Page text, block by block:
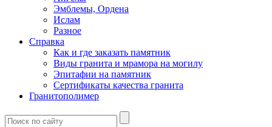
Эмблемы, Ордена
Ислам
Разное
Справка
Как и где заказать памятник
Виды гранита и мрамора на могилу
Эпитафии на памятник
Сертификаты качества гранита
Гранитополимер